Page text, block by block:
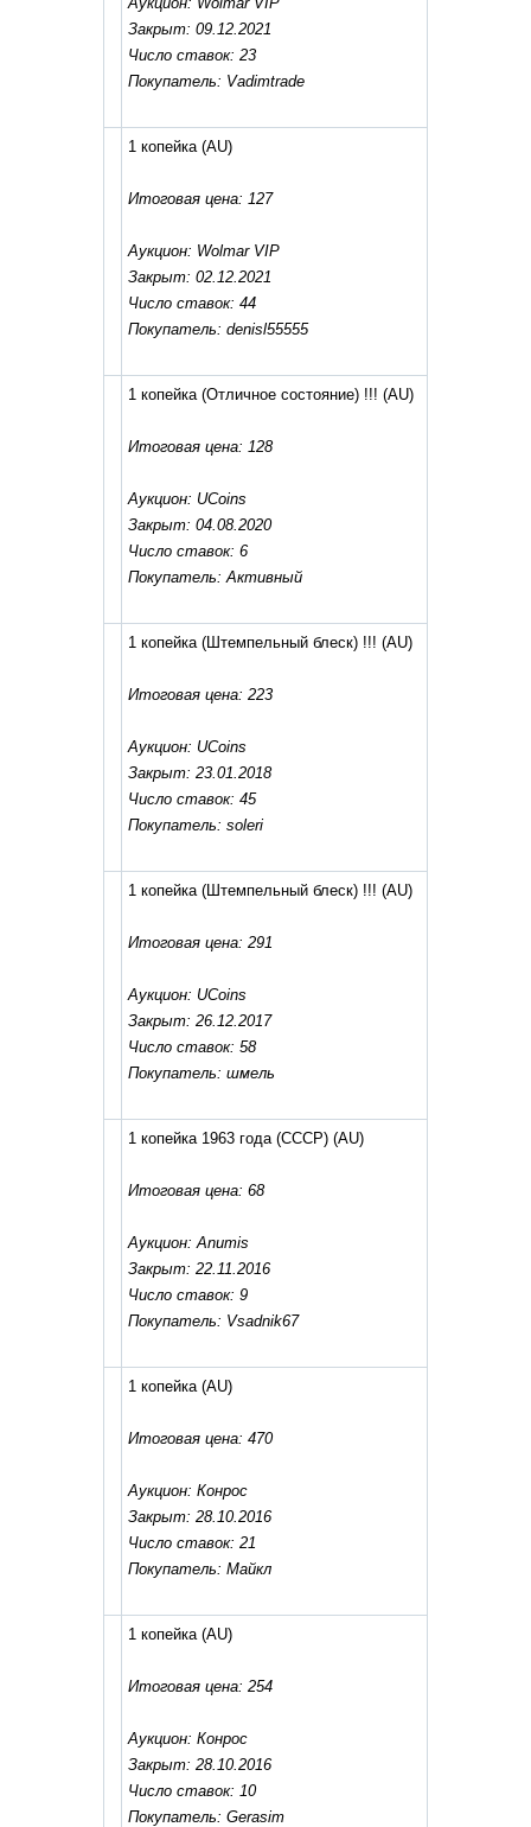
Закрыт: 09.12.2021
Число ставок: 23
Покупатель: Vadimtrade
1 копейка(AU)
Итоговая цена: 127
Аукцион: Wolmar VIP
Закрыт: 02.12.2021
Число ставок: 44
Покупатель: denisl55555
1 копейка (Отличное состояние) !!! (AU)
Итоговая цена: 128
Аукцион: UCoins
Закрыт: 04.08.2020
Число ставок: 6
Покупатель: Активный
1 копейка (Штемпельный блеск) !!! (AU)
Итоговая цена: 223
Аукцион: UCoins
Закрыт: 23.01.2018
Число ставок: 45
Покупатель: soleri
1 копейка (Штемпельный блеск) !!! (AU)
Итоговая цена: 291
Аукцион: UCoins
Закрыт: 26.12.2017
Число ставок: 58
Покупатель: шмель
1 копейка 1963 года (СССР) (AU)
Итоговая цена: 68
Аукцион: Anumis
Закрыт: 22.11.2016
Число ставок: 9
Покупатель: Vsadnik67
1 копейка (AU)
Итоговая цена: 470
Аукцион: Конрос
Закрыт: 28.10.2016
Число ставок: 21
Покупатель: Майкл
1 копейка (AU)
Итоговая цена: 254
Аукцион: Конрос
Закрыт: 28.10.2016
Число ставок: 10
Покупатель: Gerasim